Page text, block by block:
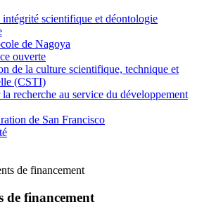
scientifique et déontologie
de Nagoya
ouverte
de la culture scientifique, technique et
(CSTI)
la recherche au service du développement
de San Francisco
de financement
de financement